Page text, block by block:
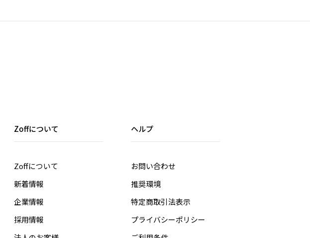
Zoffについて
Zoffについて
新着情報
企業情報
採用情報
ヘルプ
お問い合わせ
推奨環境
特定商取引法表示
プライバシーポリシー